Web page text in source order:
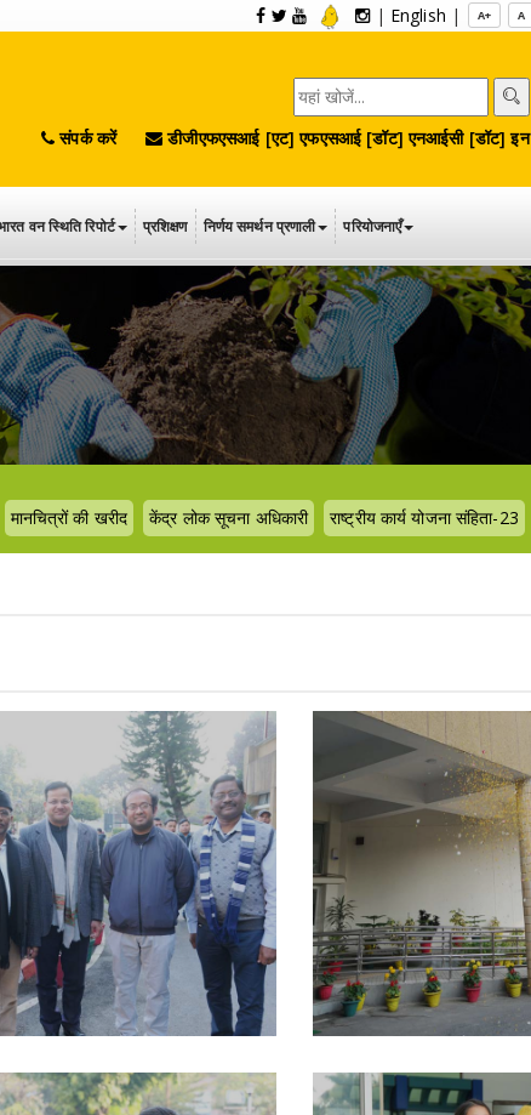
| English | A+ A
संपर्क करें डीजीएफएसआई [एट] एफएसआई [डॉट] एनआईसी [डॉट] इन
वन स्थिति रिपोर्ट प्रशिक्षण निर्णय समर्थन प्रणाली परियोजनाएँ
मानचित्रों की खरीद केंद्र लोक सूचना अधिकारी राष्ट्रीय कार्य योजना संहिता-23